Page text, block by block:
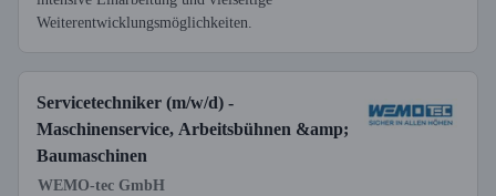
Weiterentwicklungsmöglichkeiten.
Servicetechniker (m/w/d) -
Maschinenservice, Arbeitsbühnen &amp;
Baumaschinen
WEMO-tec GmbH